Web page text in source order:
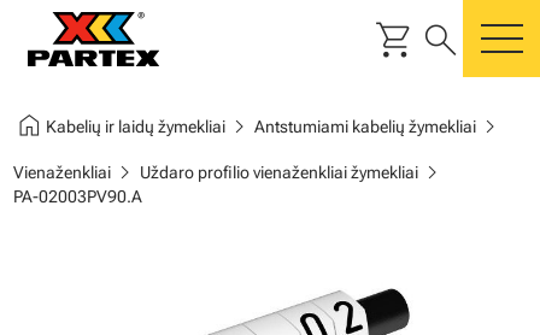
shopping_cart search
home Kabelių ir laidų žymekliaichevron_right Antstumiami kabelių žymekliaichevron_right
Vienaženkliaichevron_right Uždaro profilio vienaženkliai žymekliaichevron_right
PA-02003PV90.A